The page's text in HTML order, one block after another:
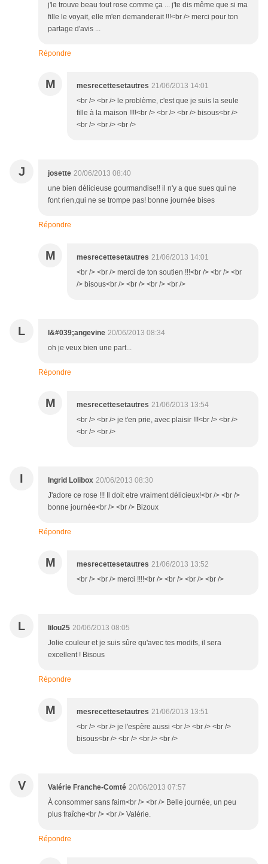
j'le trouve beau tout rose comme ça ... j'te dis même que si ma
fille le voyait, elle m'en demanderait !!!<br /> merci pour ton
partage d'avis ...
Répondre
M mesrecettesetautres 21/06/2013 14:01
<br /> <br /> le problème, c'est que je suis la seule
fille à la maison !!!!<br /> <br /> <br /> bisous<br />
<br /> <br /> <br />
J josette 20/06/2013 08:40
une bien délicieuse gourmandise!! il n'y a que sues qui ne
font rien,qui ne se trompe pas! bonne journée bises
Répondre
M mesrecettesetautres 21/06/2013 14:01
<br /> <br /> merci de ton soutien !!!<br /> <br /> <br
/> bisous<br /> <br /> <br /> <br />
L l&#039;angevine 20/06/2013 08:34
oh je veux bien une part...
Répondre
M mesrecettesetautres 21/06/2013 13:54
<br /> <br /> je t'en prie, avec plaisir !!!<br /> <br />
<br /> <br />
I Ingrid Lolibox 20/06/2013 08:30
J'adore ce rose !!! Il doit etre vraiment délicieux!<br /> <br />
bonne journée<br /> <br /> Bizoux
Répondre
M mesrecettesetautres 21/06/2013 13:52
<br /> <br /> merci !!!!<br /> <br /> <br /> <br />
L lilou25 20/06/2013 08:05
Jolie couleur et je suis sûre qu'avec tes modifs, il sera
excellent ! Bisous
Répondre
M mesrecettesetautres 21/06/2013 13:51
<br /> <br /> je l'espère aussi <br /> <br /> <br />
bisous<br /> <br /> <br /> <br />
V Valérie Franche-Comté 20/06/2013 07:57
À consommer sans faim<br /> <br /> Belle journée, un peu
plus fraîche<br /> <br /> Valérie.
Répondre